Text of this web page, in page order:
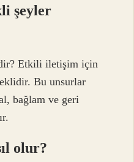
şeyler
Etkili iletişim için
Bu unsurlar
bağlam ve geri
olur?